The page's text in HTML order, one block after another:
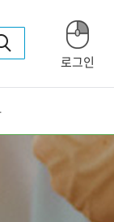
로그인